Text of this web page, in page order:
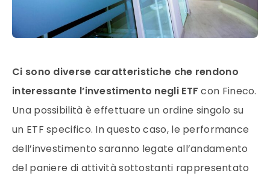
Ci sono diverse caratteristiche che rendono
interessante l’investimento negli ETF con Fineco.
Una possibilità è effettuare un ordine singolo su
un ETF specifico. In questo caso, le performance
dell’investimento saranno legate all’andamento
del paniere di attività sottostanti rappresentato